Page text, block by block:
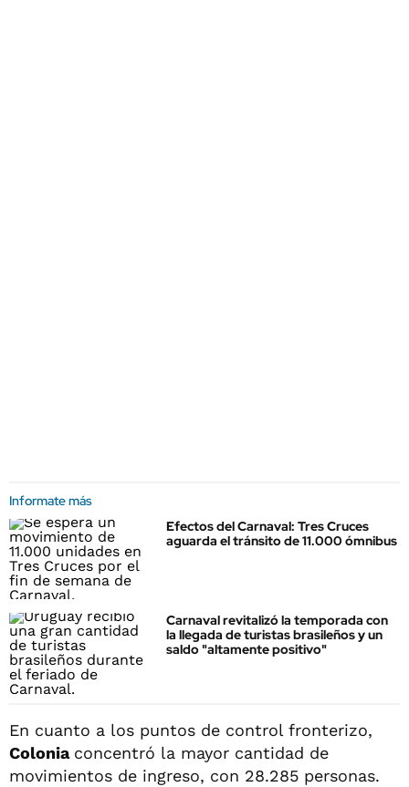
Informate más
Efectos del Carnaval: Tres Cruces
aguarda el tránsito de 11.000 ómnibus
Carnaval revitalizó la temporada con
la llegada de turistas brasileños y un
saldo "altamente positivo"
En cuanto a los puntos de control fronterizo,
Colonia concentró la mayor cantidad de
movimientos de ingreso, con 28.285 personas.